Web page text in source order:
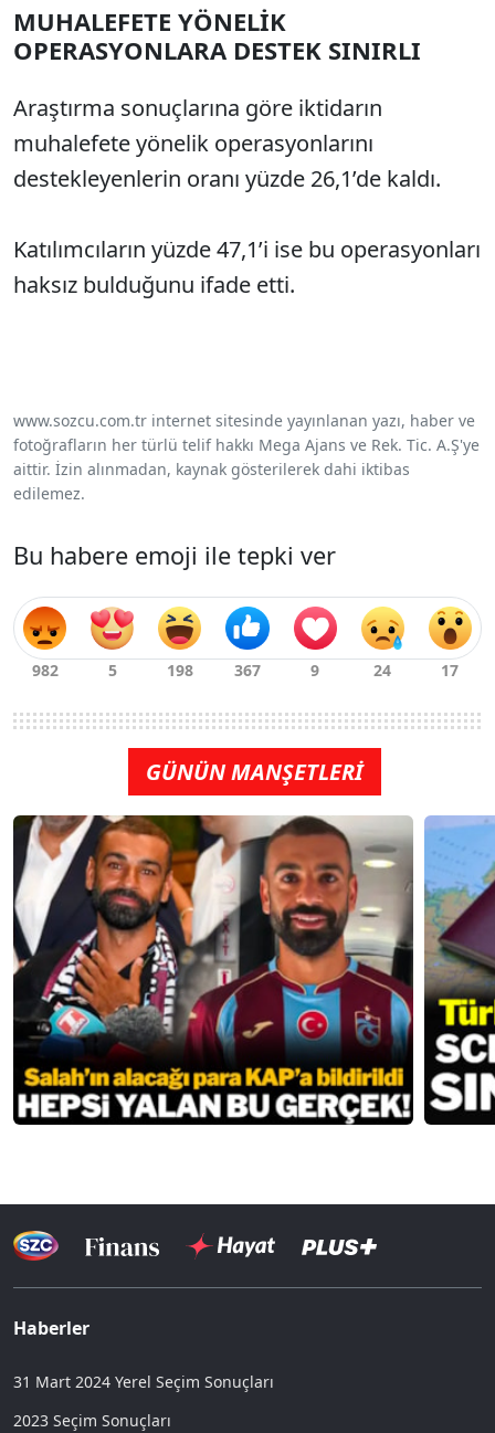
MUHALEFETE YÖNELİK
OPERASYONLARA DESTEK SINIRLI
Araştırma sonuçlarına göre iktidarın
muhalefete yönelik operasyonlarını
destekleyenlerin oranı yüzde 26,1’de kaldı.
Katılımcıların yüzde 47,1’i ise bu operasyonları
haksız bulduğunu ifade etti.
www.sozcu.com.tr internet sitesinde yayınlanan yazı, haber ve
fotoğrafların her türlü telif hakkı Mega Ajans ve Rek. Tic. A.Ş'ye
aittir. İzin alınmadan, kaynak gösterilerek dahi iktibas
edilemez.
Bu habere emoji ile tepki ver
GÜNÜN MANŞETLERİ
Haberler
31 Mart 2024 Yerel Seçim Sonuçları
2023 Seçim Sonuçları